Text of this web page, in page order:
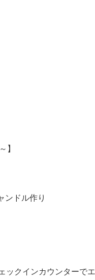
】
ンドル作り
ックインカウンターで